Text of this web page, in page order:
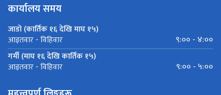
कार्यालय समय
जाडो (कार्तिक १६ देखि माघ १५)
आइतवार - विहिवार
९:०० - ४:००
गर्मी (माघ १६ देखि कार्तिक १५)
आइतवार - विहिवार ९:०० - ५:००